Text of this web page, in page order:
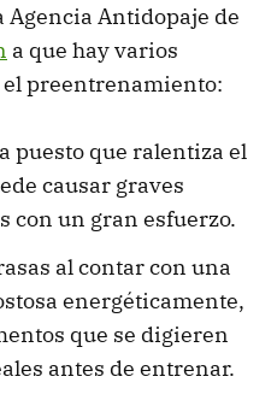
Agencia Antidopaje de
a que hay varios
preentrenamiento:
puesto que ralentiza el
causar graves
con un gran esfuerzo.
al contar con una
energéticamente,
que se digieren
antes de entrenar.